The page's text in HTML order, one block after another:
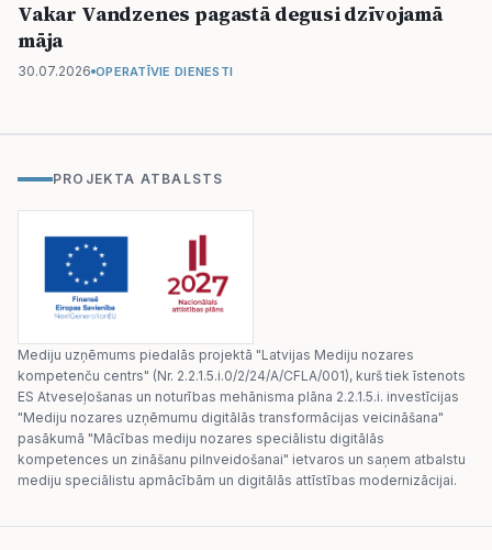
Vakar Vandzenes pagastā degusi dzīvojamā
māja
30.07.2026 OPERATĪVIE DIENESTI
PROJEKTA ATBALSTS
Mediju uzņēmums piedalās projektā "Latvijas Mediju nozares
kompetenču centrs" (Nr. 2.2.1.5.i.0/2/24/A/CFLA/001), kurš tiek īstenots
ES Atveseļošanas un noturības mehānisma plāna 2.2.1.5.i. investīcijas
"Mediju nozares uzņēmumu digitālās transformācijas veicināšana"
pasākumā "Mācības mediju nozares speciālistu digitālās
kompetences un zināšanu pilnveidošanai" ietvaros un saņem atbalstu
mediju speciālistu apmācībām un digitālās attīstības modernizācijai.